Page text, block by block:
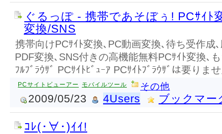
ぐるっぽ - 携帯であそぼぅ! PCｻｲﾄ
変換/SNS
携帯向けPCｻｲﾄ変換､PC動画変換､待ち受作成
PDF変換､SNS付きの高機能無料PCｻｲﾄ変換､
ﾌﾙﾌﾞﾗｳｻﾞ PCｻｲﾄﾋﾞｭｰｱ PCｻｲﾄﾌﾞﾗｳｻﾞは要りま
PCサイトビューアー モバイルツール その他
2009/05/23 4Users ブックマー
ｺﾚ(･∀･)ｲｲ!